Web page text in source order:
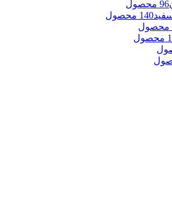
96 محصول
140 محصول